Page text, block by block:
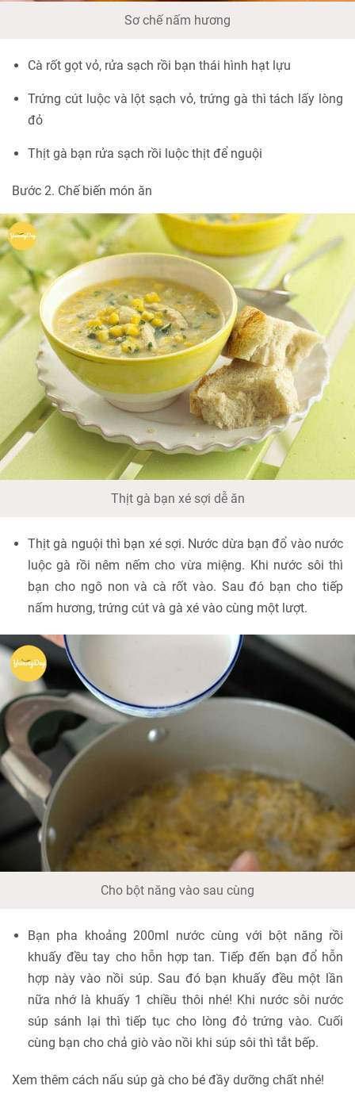
Sơ chế nấm hương
Cà rốt gọt vỏ, rửa sạch rồi bạn thái hình hạt lựu
Trứng cút luộc và lột sạch vỏ, trứng gà thì tách lấy lòng
đỏ
Thịt gà bạn rửa sạch rồi luộc thịt để nguội
Bước 2. Chế biến món ăn
Thịt gà bạn xé sợi dễ ăn
Thịt gà nguội thì bạn xé sợi. Nước dừa bạn đổ vào nước
luộc gà rồi nêm nếm cho vừa miệng. Khi nước sôi thì
bạn cho ngô non và cà rốt vào. Sau đó bạn cho tiếp
nấm hương, trứng cút và gà xé vào cùng một lượt.
Cho bột năng vào sau cùng
Bạn pha khoảng 200ml nước cùng với bột năng rồi
khuấy đều tay cho hỗn hợp tan. Tiếp đến bạn đổ hỗn
hợp này vào nồi súp. Sau đó bạn khuấy đều một lần
nữa nhớ là khuấy 1 chiều thôi nhé! Khi nước sôi nước
súp sánh lại thì tiếp tục cho lòng đỏ trứng vào. Cuối
cùng bạn cho chả giò vào nồi khi súp sôi thì tắt bếp.
Xem thêm cách nấu súp gà cho bé đầy dưỡng chất nhé!